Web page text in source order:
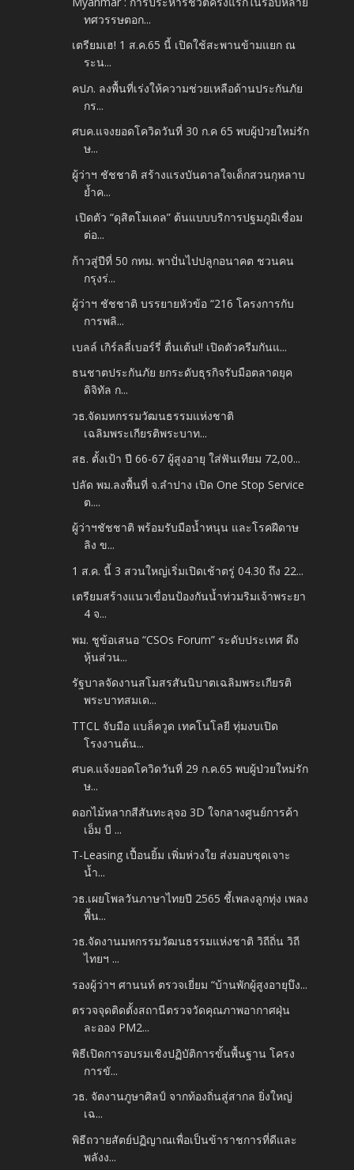
ทศวรรษตอก...
เตรียมเฮ! 1 ส.ค.65 นี้ เปิดใช้สะพานข้ามแยก ณ
ระน...
คปภ. ลงพื้นที่เร่งให้ความช่วยเหลือด้านประกันภัย
กร...
ศบค.แจงยอดโควิดวันที่ 30 ก.ค 65 พบผู้ป่วยใหม่รัก
ษ...
ผู้ว่าฯ ชัชชาติ สร้างแรงบันดาลใจเด็กสวนกุหลาบ
ย้ำค...
เปิดตัว “ดุสิตโมเดล” ต้นแบบบริการปฐมภูมิเชื่อม
ต่อ...
ก้าวสู่ปีที่ 50 กทม. พาปั่นไปปลูกอนาคต ชวนคน
กรุงร่...
ผู้ว่าฯ ชัชชาติ บรรยายหัวข้อ “216 โครงการกับ
การพลิ...
เบลล์ เกิร์ลลี่เบอร์รี่ ตื่นเต้น!! เปิดตัวครีมกันแ...
ธนชาตประกันภัย ยกระดับธุรกิจรับมือตลาดยุค
ดิจิทัล ก...
วธ.จัดมหกรรมวัฒนธรรมแห่งชาติ
เฉลิมพระเกียรติพระบาท...
สธ. ตั้งเป้า ปี 66-67 ผู้สูงอายุ ใส่ฟันเทียม 72,00...
ปลัด พม.ลงพื้นที่ จ.ลำปาง เปิด One Stop Service
ต....
ผู้ว่าฯชัชชาติ พร้อมรับมือน้ำหนุน และโรคฝีดาษ
ลิง ข...
1 ส.ค. นี้ 3 สวนใหญ่เริ่มเปิดเช้าตรู่ 04.30 ถึง 22...
เตรียมสร้างแนวเขื่อนป้องกันน้ำท่วมริมเจ้าพระยา
4 จ...
พม. ชูข้อเสนอ “CSOs Forum” ระดับประเทศ ดึง
หุ้นส่วน...
รัฐบาลจัดงานสโมสรสันนิบาตเฉลิมพระเกียรติ
พระบาทสมเด...
TTCL จับมือ แบล็ควูด เทคโนโลยี ทุ่มงบเปิด
โรงงานต้น...
ศบค.แจ้งยอดโควิดวันที่ 29 ก.ค.65 พบผู้ป่วยใหม่รัก
ษ...
ดอกไม้หลากสีสันทะลุจอ 3D ใจกลางศูนย์การค้า
เอ็ม บี ...
T-Leasing เปื้อนยิ้ม เพิ่มห่วงใย ส่งมอบชุดเจาะ
น้ำ...
วธ.เผยโพลวันภาษาไทยปี 2565 ชี้เพลงลูกทุ่ง เพลง
พื้น...
วธ.จัดงานมหกรรมวัฒนธรรมแห่งชาติ วิถีถิ่น วิถี
ไทยฯ ...
รองผู้ว่าฯ ศานนท์ ตรวจเยี่ยม “บ้านพักผู้สูงอายุบึง...
ตรวจจุดติดตั้งสถานีตรวจวัดคุณภาพอากาศฝุ่น
ละออง PM2...
พิธีเปิดการอบรมเชิงปฏิบัติการขั้นพื้นฐาน โครง
การขั...
วธ. จัดงานภูษาศิลป์ จากท้องถิ่นสู่สากล ยิ่งใหญ่
เฉ...
พิธีถวายสัตย์ปฏิญาณเพื่อเป็นข้าราชการที่ดีและ
พลังง...